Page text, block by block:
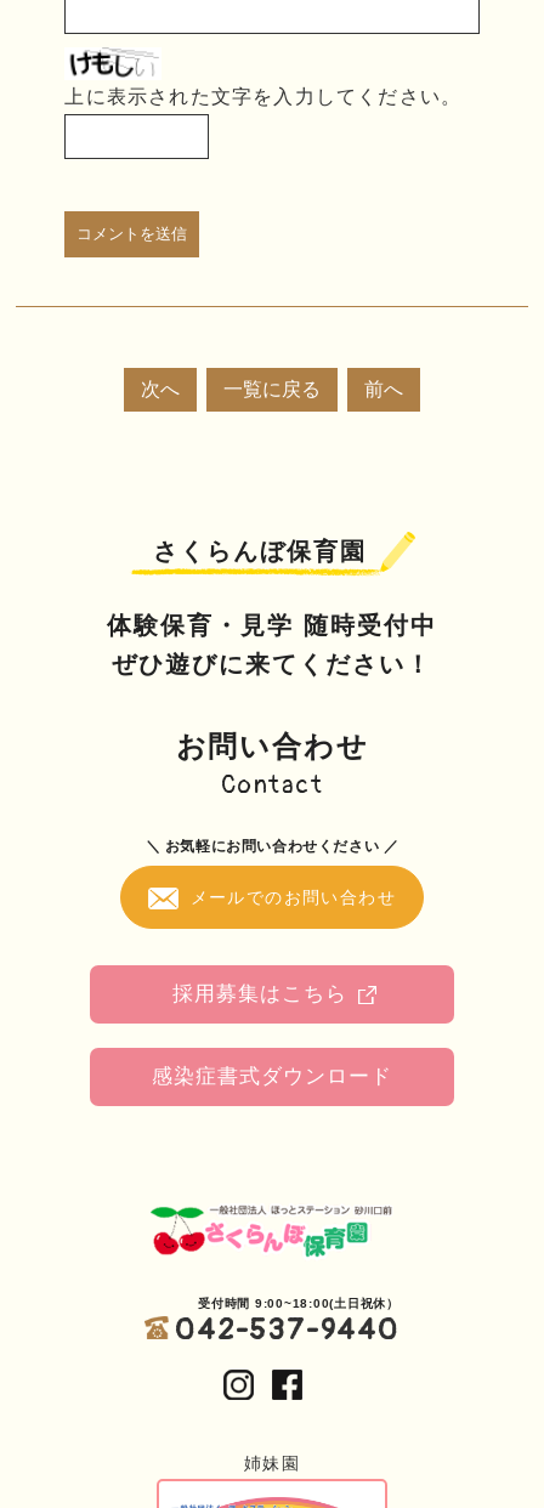
上に表示された文字を入力してください。
次へ 一覧に戻る 前へ
さくらんぼ保育園
体験保育・見学 随時受付中
ぜひ遊びに来てください！
お問い合わせ
Contact
＼ お気軽にお問い合わせください ／
メールでのお問い合わせ
採用募集はこちら
感染症書式ダウンロード
受付時間 9:00~18:00(土日祝休）
042-537-9440
姉妹園